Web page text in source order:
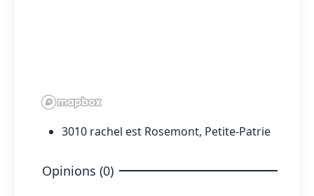
3010 rachel est Rosemont, Petite-Patrie
Opinions (0)